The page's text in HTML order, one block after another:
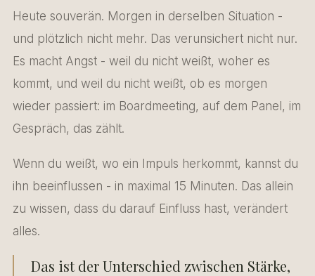
Heute souverän. Morgen in derselben Situation -
und plötzlich nicht mehr. Das verunsichert nicht nur.
Es macht Angst - weil du nicht weißt, woher es
kommt, und weil du nicht weißt, ob es morgen
wieder passiert: im Boardmeeting, auf dem Panel, im
Gespräch, das zählt.
Wenn du weißt, wo ein Impuls herkommt, kannst du
ihn beeinflussen - in maximal 15 Minuten. Das allein
zu wissen, dass du darauf Einfluss hast, verändert
alles.
Das ist der Unterschied zwischen Stärke,